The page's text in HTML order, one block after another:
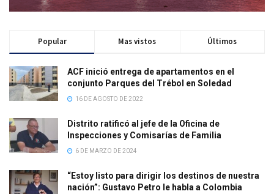
Popular Mas vistos Últimos
ACF inició entrega de apartamentos en el
conjunto Parques del Trébol en Soledad
16 DE AGOSTO DE 2022
Distrito ratificó al jefe de la Oficina de
Inspecciones y Comisarías de Familia
6 DE MARZO DE 2024
“Estoy listo para dirigir los destinos de nuestra
nación”: Gustavo Petro le habla a Colombia